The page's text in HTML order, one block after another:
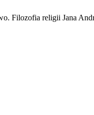
Filozofia religii Jana